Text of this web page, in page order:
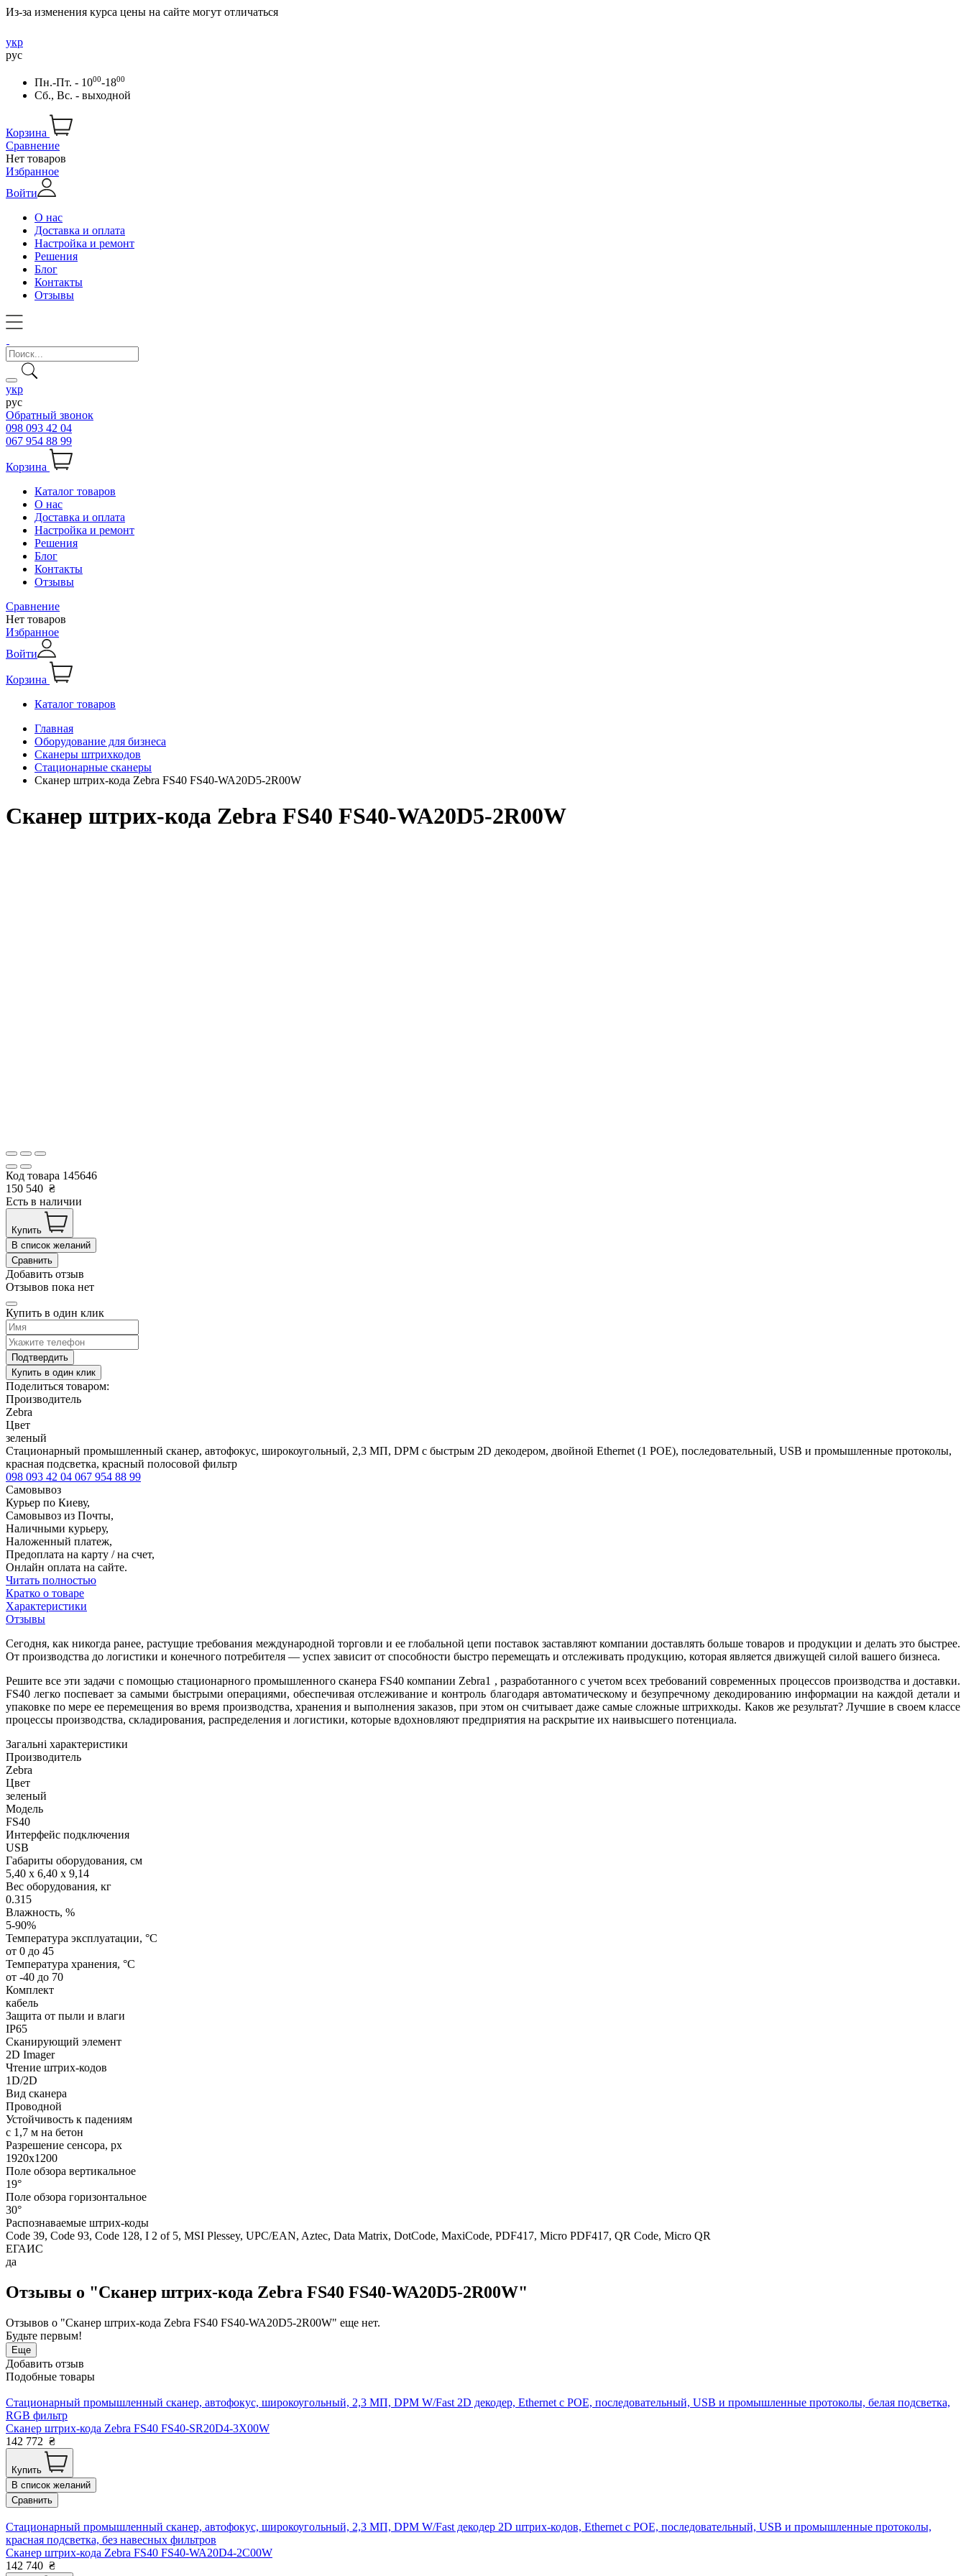
Из-за изменения курса цены на сайте могут отличаться
укр
рус
Пн.-Пт. - 1000-1800
Сб., Вс. - выходной
Корзина
Сравнение
Нет товаров
Избранное
Войти
О нас
Доставка и оплата
Настройка и ремонт
Решения
Блог
Контакты
Отзывы
укр
рус
Обратный звонок
098 093 42 04
067 954 88 99
Корзина
Каталог товаров
О нас
Доставка и оплата
Настройка и ремонт
Решения
Блог
Контакты
Отзывы
Сравнение
Нет товаров
Избранное
Войти
Корзина
Каталог товаров
Главная
Оборудование для бизнеса
Сканеры штрихкодов
Стационарные сканеры
Сканер штрих-кода Zebra FS40 FS40-WA20D5-2R00W
Сканер штрих-кода Zebra FS40 FS40-WA20D5-2R00W
Код товара 145646
150 540 ₴
Есть в наличии
Купить
В список желаний
Сравнить
Добавить отзыв
Отзывов пока нет
Купить в один клик
Подтвердить
Купить в один клик
Поделиться товаром:
Производитель
Zebra
Цвет
зеленый
Стационарный промышленный сканер, автофокус, широкоугольный, 2,3 МП, DPM с быстрым 2D декодером, двойной Ethernet (1 POE), последовательный, USB и промышленные протоколы,
красная подсветка, красный полосовой фильтр
098 093 42 04 067 954 88 99
Самовывоз
Курьер по Киеву,
Самовывоз из Почты,
Наличными курьеру,
Наложенный платеж,
Предоплата на карту / на счет,
Онлайн оплата на сайте.
Читать полностью
Кратко о товаре
Характеристики
Отзывы
Сегодня, как никогда ранее, растущие требования международной торговли и ее глобальной цепи поставок заставляют компании доставлять больше товаров и продукции и делать это быстрее.
От производства до логистики и конечного потребителя — успех зависит от способности быстро перемещать и отслеживать продукцию, которая является движущей силой вашего бизнеса.
Решите все эти задачи с помощью стационарного промышленного сканера FS40 компании Zebra1 , разработанного с учетом всех требований современных процессов производства и доставки.
FS40 легко поспевает за самыми быстрыми операциями, обеспечивая отслеживание и контроль благодаря автоматическому и безупречному декодированию информации на каждой детали и
упаковке по мере ее перемещения во время производства, хранения и выполнения заказов, при этом он считывает даже самые сложные штрихкоды. Каков же результат? Лучшие в своем классе
процессы производства, складирования, распределения и логистики, которые вдохновляют предприятия на раскрытие их наивысшего потенциала.
Загальні характеристики
Производитель
Zebra
Цвет
зеленый
Модель
FS40
Интерфейс подключения
USB
Габариты оборудования, см
5,40 x 6,40 x 9,14
Вес оборудования, кг
0.315
Влажность, %
5-90%
Температура эксплуатации, °C
от 0 до 45
Температура хранения, °C
от -40 до 70
Комплект
кабель
Защита от пыли и влаги
IP65
Сканирующий элемент
2D Imager
Чтение штрих-кодов
1D/2D
Вид сканера
Проводной
Устойчивость к падениям
с 1,7 м на бетон
Разрешение сенсора, px
1920x1200
Поле обзора вертикальное
19°
Поле обзора горизонтальное
30°
Распознаваемые штрих-коды
Code 39, Code 93, Code 128, I 2 of 5, MSI Plessey, UPC/EAN, Aztec, Data Matrix, DotCode, MaxiCode, PDF417, Micro PDF417, QR Code, Micro QR
ЕГАИС
да
Отзывы о "Сканер штрих-кода Zebra FS40 FS40-WA20D5-2R00W"
Отзывов о "Сканер штрих-кода Zebra FS40 FS40-WA20D5-2R00W" еще нет.
Будьте первым!
Еще
Добавить отзыв
Подобные товары
Стационарный промышленный сканер, автофокус, широкоугольный, 2,3 МП, DPM W/Fast 2D декодер, Ethernet с POE, последовательный, USB и промышленные протоколы, белая подсветка,
RGB фильтр
Сканер штрих-кода Zebra FS40 FS40-SR20D4-3X00W
142 772 ₴
Купить
В список желаний
Сравнить
Стационарный промышленный сканер, автофокус, широкоугольный, 2,3 МП, DPM W/Fast декодер 2D штрих-кодов, Ethernet с POE, последовательный, USB и промышленные протоколы,
красная подсветка, без навесных фильтров
Сканер штрих-кода Zebra FS40 FS40-WA20D4-2C00W
142 740 ₴